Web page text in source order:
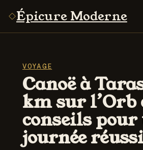
Épicure Moderne
VOYAGE
Canoë à
km sur l’Orb
conseils pour
journée